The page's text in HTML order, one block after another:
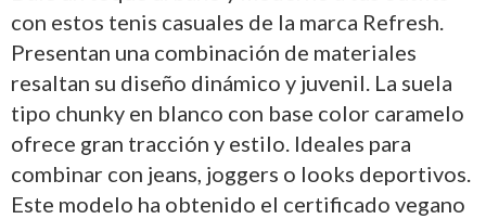
con estos tenis casuales de la marca Refresh.
Presentan una combinación de materiales
resaltan su diseño dinámico y juvenil. La suela
tipo chunky en blanco con base color caramelo
ofrece gran tracción y estilo. Ideales para
combinar con jeans, joggers o looks deportivos.
Este modelo ha obtenido el certificado vegano